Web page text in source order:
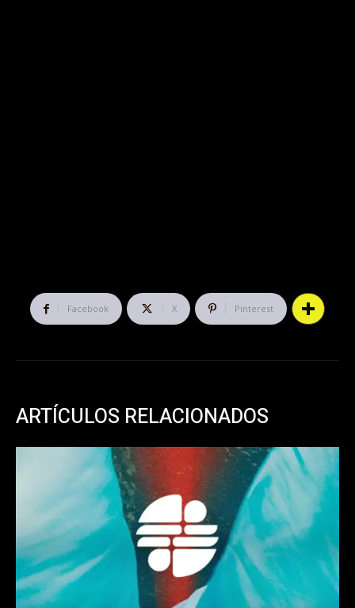
Facebook X Pinterest
ARTÍCULOS RELACIONADOS